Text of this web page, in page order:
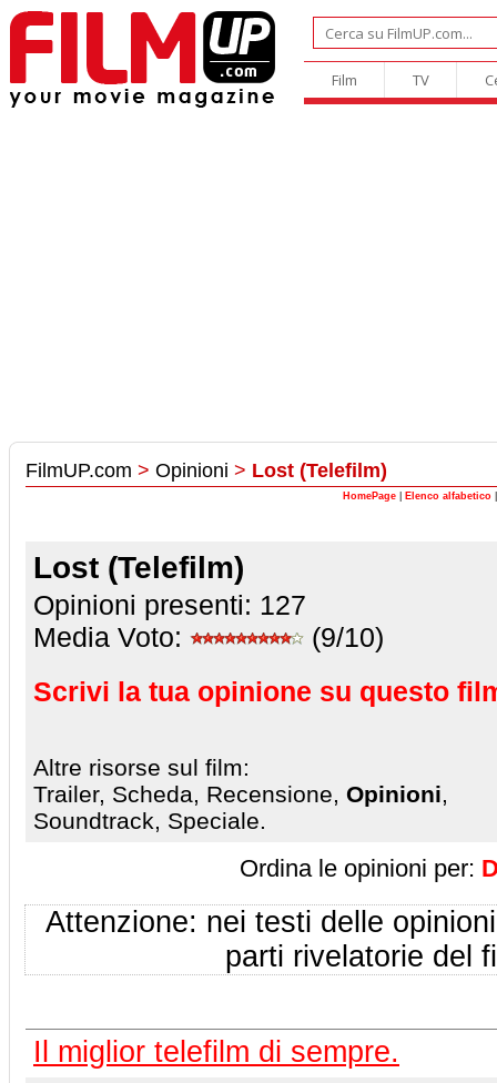
Film TV
FilmUP.com > Opinioni > Lost (Telefilm)
HomePage Elenco alfabetico
Lost (Telefilm)
Opinioni presenti: 127
Media Voto:
(9/10)
Scrivi la tua opinione su questo
Altre risorse sul film:
Trailer, Scheda, Recensione, Opinioni,
Soundtrack, Speciale.
Ordina le opinioni per:
Attenzione: nei testi delle
parti rivelatorie del
Il miglior telefilm di sempre.